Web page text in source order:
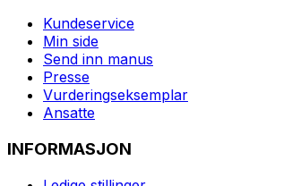
Kundeservice
Min side
Send inn manus
Presse
Vurderingseksemplar
Ansatte
INFORMASJON